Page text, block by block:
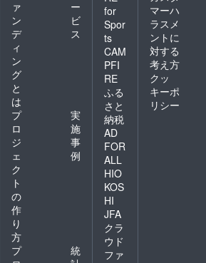
ァ
ン
デ
ィ
ン
グ
と
は
ー
ビ
ス
プ
ロ
ジ
ェ
ク
ト
の
作
り
方
実
施
事
例
プ
統
for
Spor
ts
CAM
PFI
RE
ふる
さと
納税
AD
FOR
ALL
HIO
KOS
HI
JFA
クラ
ウド
ファ
マーハ
ラスメ
ントに
対する
考え方
クッ
キーポ
リシー